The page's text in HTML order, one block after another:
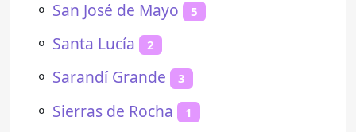
⚬ San José de Mayo 5
⚬ Santa Lucía 2
⚬ Sarandí Grande 3
⚬ Sierras de Rocha 1